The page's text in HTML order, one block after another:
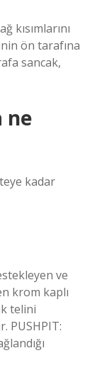
kısımlarını
ön tarafına
sancak,
ne
kadar
ve
krom kaplı
telini
PUSHPIT: